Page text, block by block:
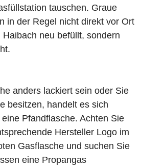
tauschen. Graue
in der Regel nicht direkt vor Ort
neu befüllt, sondern
anders lackiert sein oder Sie
besitzen, handelt es sich
Pfandflasche. Achten Sie
Hersteller Logo im
Gasflasche und suchen Sie
eine Propangas